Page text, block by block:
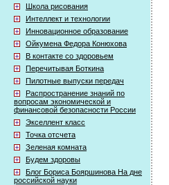
Школа рисования
Интеллект и технологии
Инновационное образование
Ойкумена Федора Конюхова
В контакте со здоровьем
Перечитывая Боткина
Пилотные выпуски передач
Распространение знаний по
вопросам экономической и
финансовой безопасности России
Экселлент класс
Точка отсчета
Зеленая комната
Будем здоровы
Блог Бориса Бояршинова На дне
российской науки